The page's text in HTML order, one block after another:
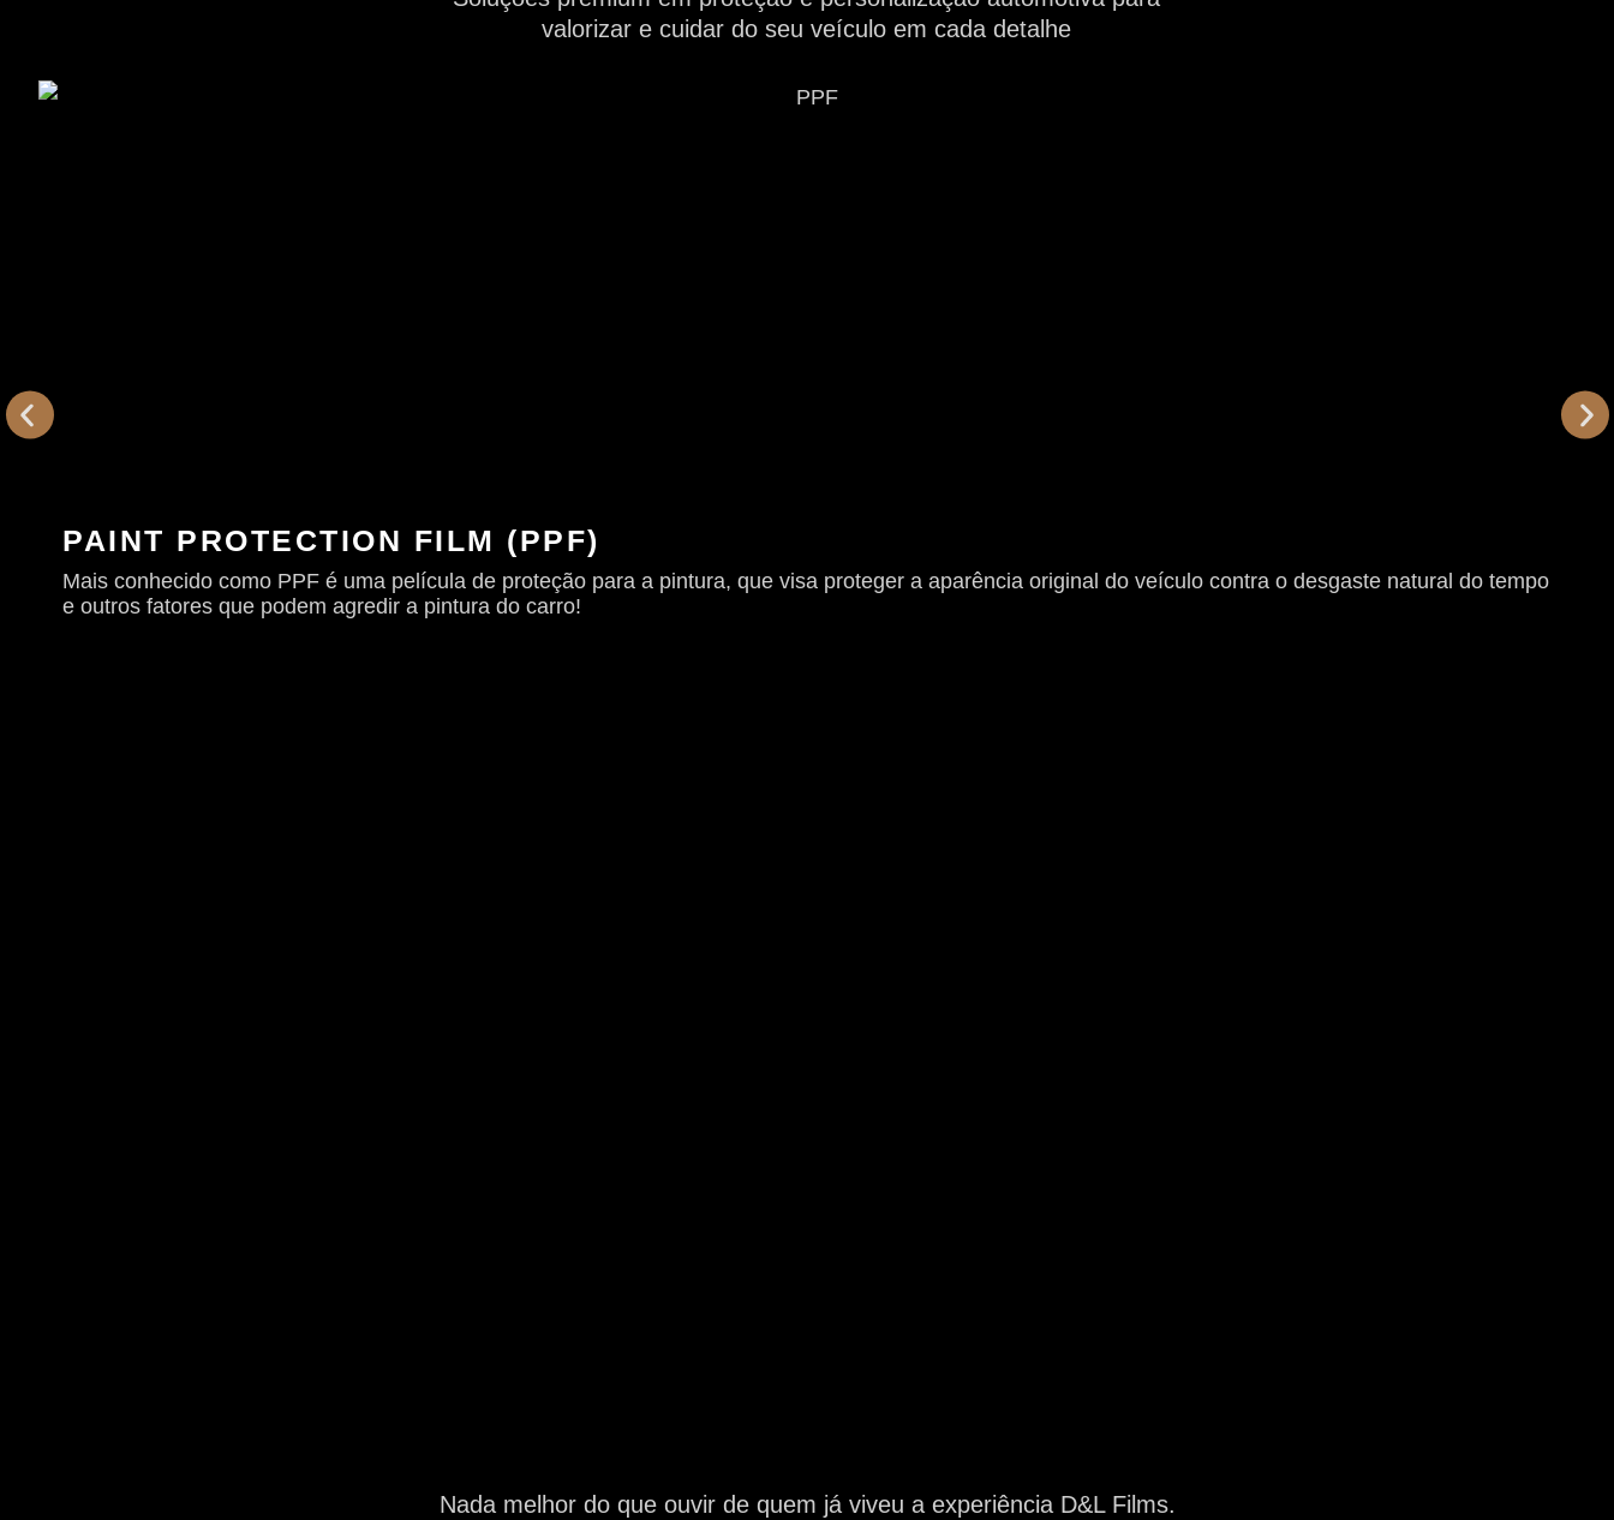
valorizar e cuidar do seu veículo em cada detalhe
PAINT PROTECTION FILM (PPF)
Mais conhecido como PPF é uma película de proteção para a pintura, que visa proteger a aparência original do veículo contra o desgaste natural do tempo
e outros fatores que podem agredir a pintura do carro!
Nada melhor do que ouvir de quem já viveu a experiência D&L Films.